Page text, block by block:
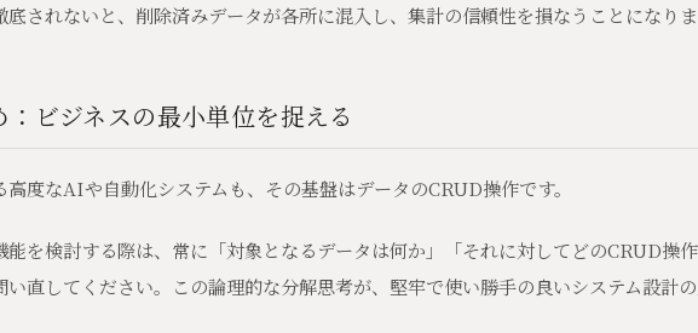
底されないと、削除済みデータが各所に混入し、集計の信頼性を損なうことになりま
：ビジネスの最小単位を捉える
高度なAIや自動化システムも、その基盤はデータのCRUD操作です。
能を検討する際は、常に「対象となるデータは何か」「それに対してどのCRUD操
い直してください。この論理的な分解思考が、堅牢で使い勝手の良いシステム設計の